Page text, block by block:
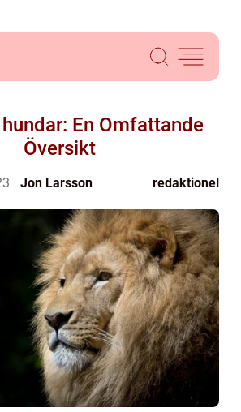
En Omfattande
Översikt
Jon Larsson redaktionel